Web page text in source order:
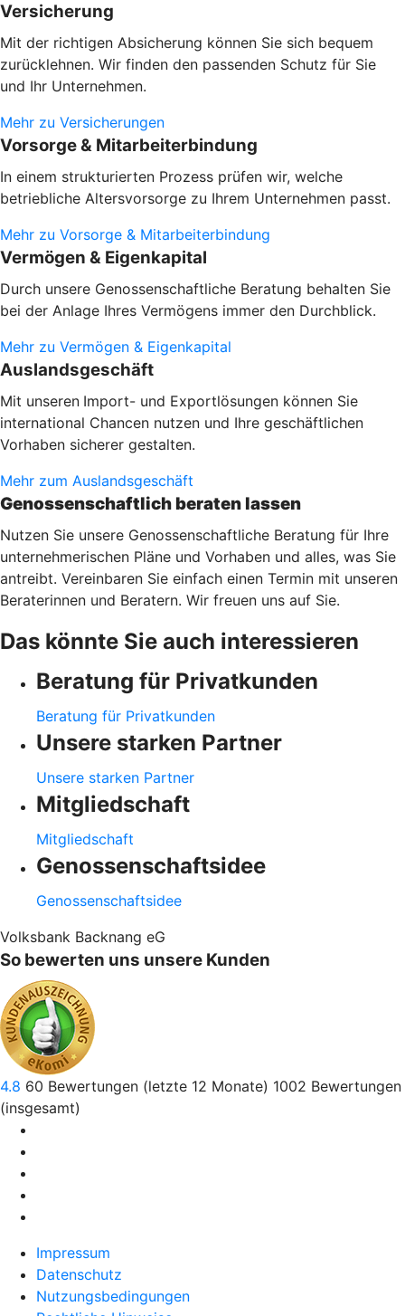
Versicherung
Mit der richtigen Absicherung können Sie sich bequem
zurücklehnen. Wir finden den passenden Schutz für Sie
und Ihr Unternehmen.
Mehr zu Versicherungen
Vorsorge & Mitarbeiterbindung
In einem strukturierten Prozess prüfen wir, welche
betriebliche Altersvorsorge zu Ihrem Unternehmen passt.
Mehr zu Vorsorge & Mitarbeiterbindung
Vermögen & Eigenkapital
Durch unsere Genossenschaftliche Beratung behalten Sie
bei der Anlage Ihres Vermögens immer den Durchblick.
Mehr zu Vermögen & Eigenkapital
Auslandsgeschäft
Mit unseren Import- und Exportlösungen können Sie
international Chancen nutzen und Ihre geschäftlichen
Vorhaben sicherer gestalten.
Mehr zum Auslandsgeschäft
Genossenschaftlich beraten lassen
Nutzen Sie unsere Genossenschaftliche Beratung für Ihre
unternehmerischen Pläne und Vorhaben und alles, was Sie
antreibt. Vereinbaren Sie einfach einen Termin mit unseren
Beraterinnen und Beratern. Wir freuen uns auf Sie.
Das könnte Sie auch interessieren
Beratung für Privatkunden
Beratung für Privatkunden
Unsere starken Partner
Unsere starken Partner
Mitgliedschaft
Mitgliedschaft
Genossenschaftsidee
Genossenschaftsidee
Volksbank Backnang eG
So bewerten uns unsere Kunden
4.8 60 Bewertungen (letzte 12 Monate) 1002 Bewertungen
(insgesamt)
Impressum
Datenschutz
Nutzungsbedingungen